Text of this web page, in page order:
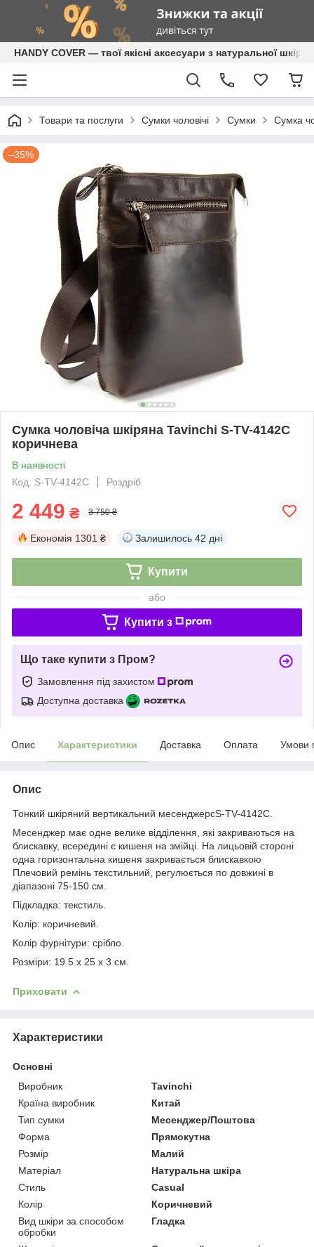
HANDY COVER — твої якісні аксесуари з натуральної шкіри
Товари та послуги Сумки чоловічі Сумки Сумка
–35%
Сумка чоловіча шкіряна Tavinchi S-TV-4142C
коричнева
В наявності
Код: S-TV-4142C
Роздріб
2 449 ₴ 3 750 ₴
Економія 1301 ₴ Залишилось 42 дні
Купити
або
Купити з
Що таке купити з Пром?
Замовлення під захистом
Доступна доставка
Опис Характеристики Доставка Оплата Умови
Опис
Тонкий шкіряний вертикальний месенджерсS-TV-4142C.
Месенджер має одне велике відділення, які закриваються на
блискавку, всередині є кишеня на змійці. На лицьовій стороні
одна горизонтальна кишеня закривається блискавкою
Плечовий ремінь текстильний, регулюється по довжині в
діапазоні 75-150 см.
Підкладка: текстиль.
Колір: коричневий.
Колір фурнітури: срібло.
Розміри: 19.5 x 25 x 3 см.
Приховати
Характеристики
Основні
Виробник
Tavinchi
Країна виробник
Китай
Тип сумки
Месенджер/Поштова
Форма
Прямокутна
Розмір
Малий
Матеріал
Натуральна шкіра
Стиль
Casual
Колір
Коричневий
Вид шкіри за способом
обробки
Гладка